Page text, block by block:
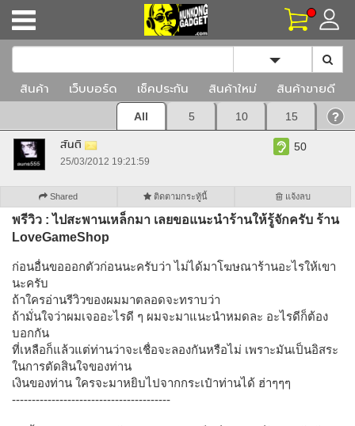
Toggle
สินค้า เว็บบอร์ด เช็คประกัน สินค้าใหม่ สินค้าขายดี
All 5 10 15
สันติ
25/03/2012 19:21:59
50
Shared ติดตามกระทู้นี้ แจ้งลบ
พรีวิว : ไปสะพานเหล็กมา เลยขอแนะนำร้านให้รู้จักครับ ร้าน
LoveGameShop
ก่อนอื่นขอออกตัวก่อนนะครับว่า ไม่ได้มาโฆษณาร้านอะไรให้เขา
นะครับ
ถ้าใครอ่านรีวิวของผมมาตลอดจะทราบว่า
ถ้ามั่นใจว่าผมเจออะไรดี ๆ ผมจะมาแนะนำหมดละ อะไรดีก็ต้อง
บอกกัน
ที่เหลือก็แล้วแต่ท่านว่าจะเชื่อจะลองกันหรือไม่ เพราะมันเป็นอิสระ
ในการตัดสินใจของท่าน
เงินของท่าน ใครจะมาหยิบไปจากกระเป๋าท่านได้ ฮ่าๆๆๆ
----------------------------------------